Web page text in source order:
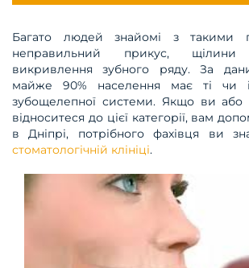
Багато людей знайомі з такими
неправильний прикус,
викривлення зубного ряду. За
майже 90% населення має ті чи
зубощелепної системи. Якщо ви або
відноситеся до цієї категорії, вам
в Дніпрі, потрібного фахівця ви
стоматологічній клініці.